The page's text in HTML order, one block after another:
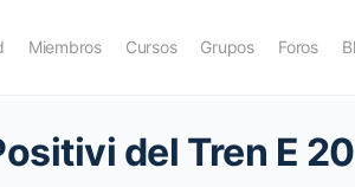
Miembros Cursos Grupos Foros
del Tren E